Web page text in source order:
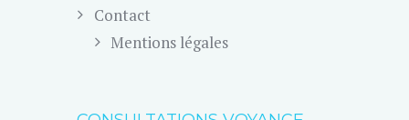
Contact
Mentions légales